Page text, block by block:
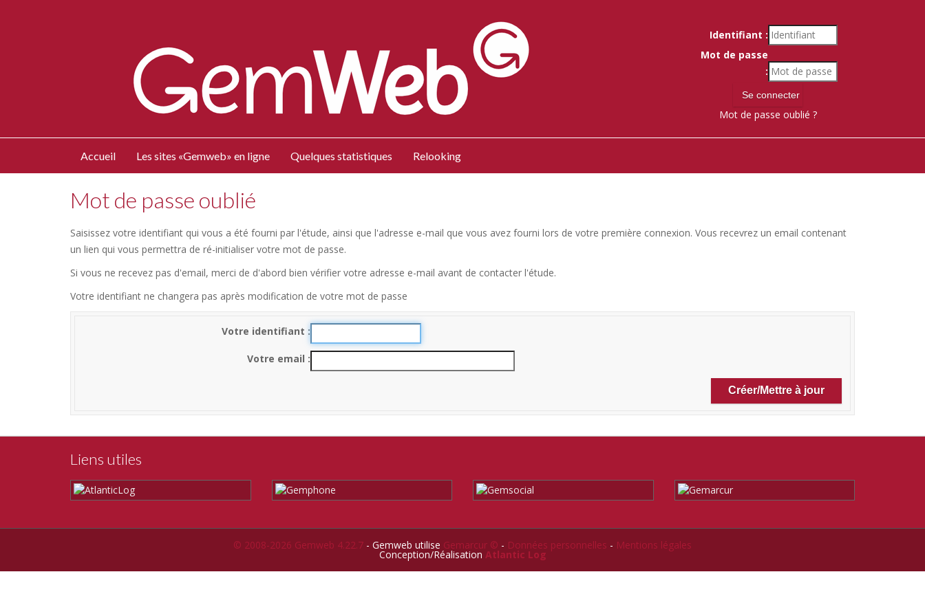
Identifiant :
Mot de passe
:
Mot de passe oublié ?
Accueil Les sites «Gemweb» en ligne Quelques statistiques Relooking
Mot de passe oublié
Saisissez votre identifiant qui vous a été fourni par l'étude, ainsi que l'adresse e-mail que vous avez fourni lors de votre première connexion. Vous recevrez un email contenant
un lien qui vous permettra de ré-initialiser votre mot de passe.
Si vous ne recevez pas d'email, merci de d'abord bien vérifier votre adresse e-mail avant de contacter l'étude.
Votre identifiant ne changera pas après modification de votre mot de passe
Votre identifiant
Votre email
Liens utiles
© 2008-2026 Gemweb 4.22.7 - Gemweb utilise Gemarcur © - Données personnelles - Mentions légales
Conception/Réalisation Atlantic Log